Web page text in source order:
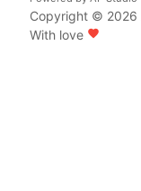
Copyright © 2026
With love favorite